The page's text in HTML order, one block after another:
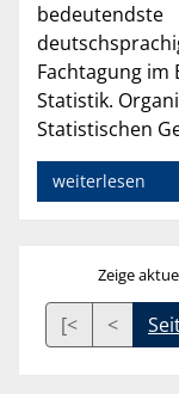
bedeutendste
Fachtagung im
Statistik.
Statistischen
weiterlesen
Zeige
[< <